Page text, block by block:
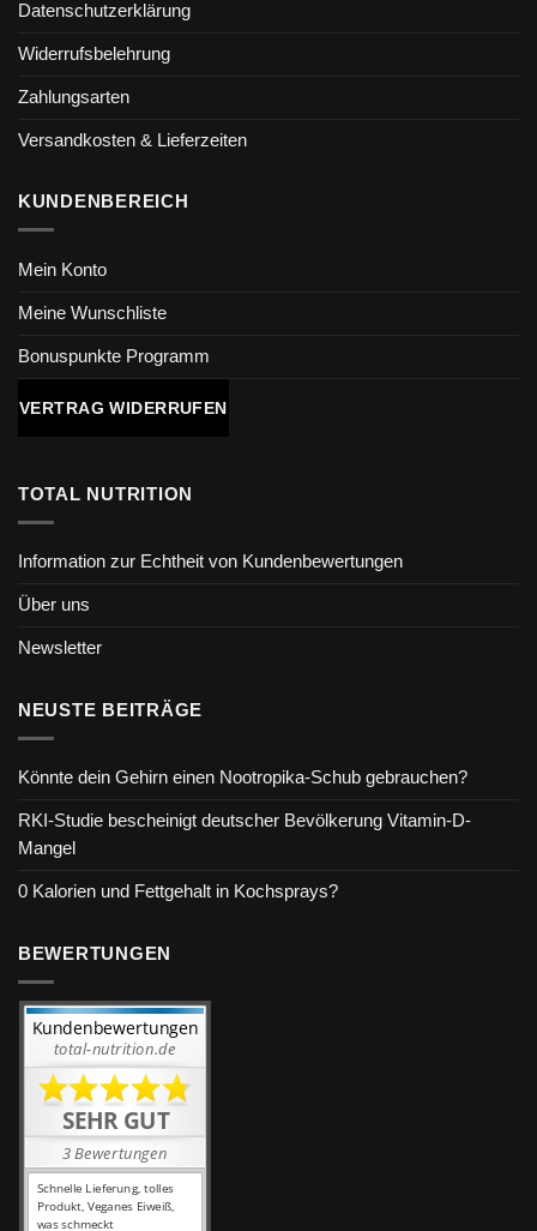
Datenschutzerklärung
Widerrufsbelehrung
Zahlungsarten
Versandkosten & Lieferzeiten
KUNDENBEREICH
Mein Konto
Meine Wunschliste
Bonuspunkte Programm
VERTRAG WIDERRUFEN
TOTAL NUTRITION
Information zur Echtheit von Kundenbewertungen
Über uns
Newsletter
NEUSTE BEITRÄGE
Könnte dein Gehirn einen Nootropika-Schub gebrauchen?
RKI-Studie bescheinigt deutscher Bevölkerung Vitamin-D-
Mangel
0 Kalorien und Fettgehalt in Kochsprays?
BEWERTUNGEN